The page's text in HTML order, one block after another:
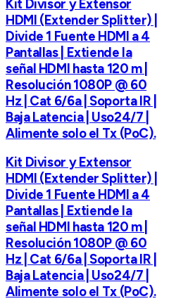
Kit Divisor y Extensor
HDMI (Extender Splitter) |
Divide 1 Fuente HDMI a 4
Pantallas | Extiende la
señal HDMI hasta 120 m |
Resolución 1080P @ 60
Hz | Cat 6/6a | Soporta IR |
Baja Latencia | Uso24/7 |
Alimente solo el Tx (PoC).
Kit Divisor y Extensor
HDMI (Extender Splitter) |
Divide 1 Fuente HDMI a 4
Pantallas | Extiende la
señal HDMI hasta 120 m |
Resolución 1080P @ 60
Hz | Cat 6/6a | Soporta IR |
Baja Latencia | Uso24/7 |
Alimente solo el Tx (PoC).